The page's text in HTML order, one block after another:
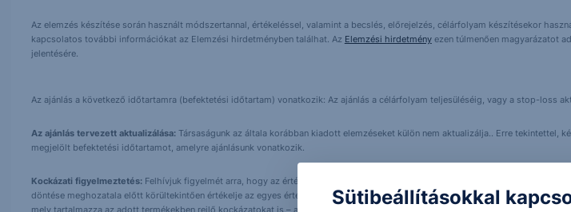
Az elemzés készítése során használt módszertannal, értékeléssel, valamint a becslés, előrejelzés, célárfolyam készítésekor
kapcsolatos további információkat az Elemzési hirdetményben találhat. Az Elemzési hirdetményezen túlmenően magyarázatot
jelentésére.
Az ajánlás a következő időtartamra (befektetési időtartam) vonatkozik: Az ajánlás a célárfolyam teljesüléséig, vagy a stop-loss
Az ajánlás tervezett aktualizálása:Társaságunk az általa korábban kiadott elemzéseket külön nem aktualizálja.. Erre tekintettel,
megjelölt befektetési időtartamot, amelyre ajánlásunk vonatkozik.
Kockázati figyelmeztetés:Felhívjuk figyelmét arra, hogy az értékpapírokba történő befektetés különböző kockázatokat hordoz
döntése meghozatala előtt körültekintően értékelje az egyes értékpapírok termékparamétereit! Társaságunknál elérhető
Sütibeállításokkal